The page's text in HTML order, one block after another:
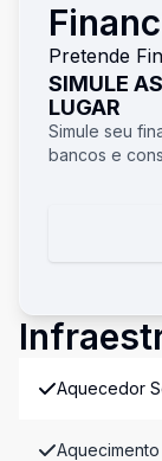
Pretende
SIMULE
LUGAR
Simule seu
bancos e
Aquecedor